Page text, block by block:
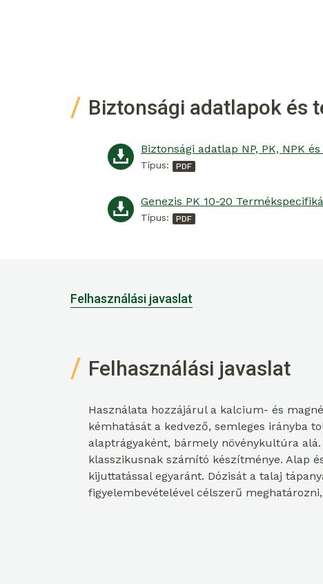
Biztonsági adatlapok és
Típus:
Genezis PK 10-20
Típus:
Felhasználási javaslat
Felhasználási javaslat
Használata hozzájárul a kalcium- és
kémhatását a kedvező, semleges irányba
alaptrágyaként, bármely növénykultúra
klasszikusnak számító készítménye. Alap
kijuttatással egyaránt. Dózisát a talaj
figyelembevételével célszerű